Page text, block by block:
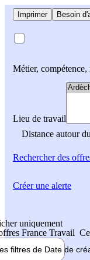
Imprimer Besoin
Métier,
Lieu de travail
Distance autour
Rechercherdes
uniquement
France Travail
filtres de Date de
Créer une alerte